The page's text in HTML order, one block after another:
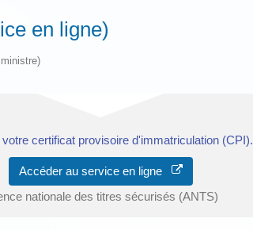
en ligne)
certificat provisoire d'immatriculation (CPI).
Accéder au service en ligne
nationale des titres sécurisés (ANTS)